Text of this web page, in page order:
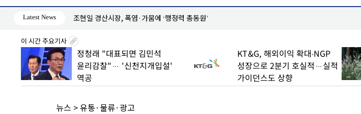
Latest News 영천시 방문의료 ‘촘촘하게’··· 의사가 집으로 찾아간다
이 시간 주요기사
정청래 "대표되면 김민석
윤리감찰"… '신천지개입설'
역공
KT&G, 해외이익 확대∙NGP
성장으로 2분기 호실적…실적
가이던스도 상향
뉴스 > 유통·물류·광고